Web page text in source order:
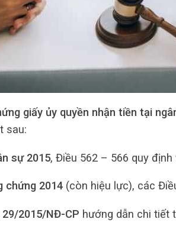
giấy ủy quyền nhận tiền tại
sau:
sự 2015, Điều 562 – 566 quy định
chứng 2014(còn hiệu lực), các
2015/NĐ-CP hướng dẫn chi tiết